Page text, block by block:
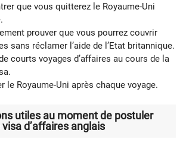
que vous quitterez le Royaume-Uni
prouver que vous pourrez couvrir
sans réclamer l’aide de l’Etat britannique.
courts voyages d’affaires au cours de la
le Royaume-Uni après chaque voyage.
utiles au moment de postuler
d’affaires anglais